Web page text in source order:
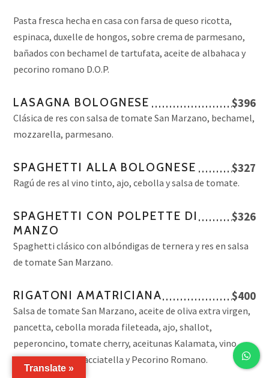
Pasta fresca hecha en casa con farsa de queso ricotta,
espinaca, duxelle de hongos, sobre crema de parmesano,
bañados con bechamel de tartufata, aceite de albahaca y
pecorino romano D.O.P.
LASAGNA BOLOGNESE
Clásica de res con salsa de tomate San Marzano, bechamel,
mozzarella, parmesano.
$396
SPAGHETTI ALLA BOLOGNESE
Ragú de res al vino tinto, ajo, cebolla y salsa de tomate.
$327
SPAGHETTI CON POLPETTE DI
MANZO
Spaghetti clásico con albóndigas de ternera y res en salsa
de tomate San Marzano.
$326
RIGATONI AMATRICIANA
Salsa de tomate San Marzano, aceite de oliva extra virgen,
pancetta, cebolla morada fileteada, ajo, shallot,
peperoncino, tomate cherry, aceitunas Kalamata, vino
blanco, queso stracciatella y Pecorino Romano.
$400
Translate »